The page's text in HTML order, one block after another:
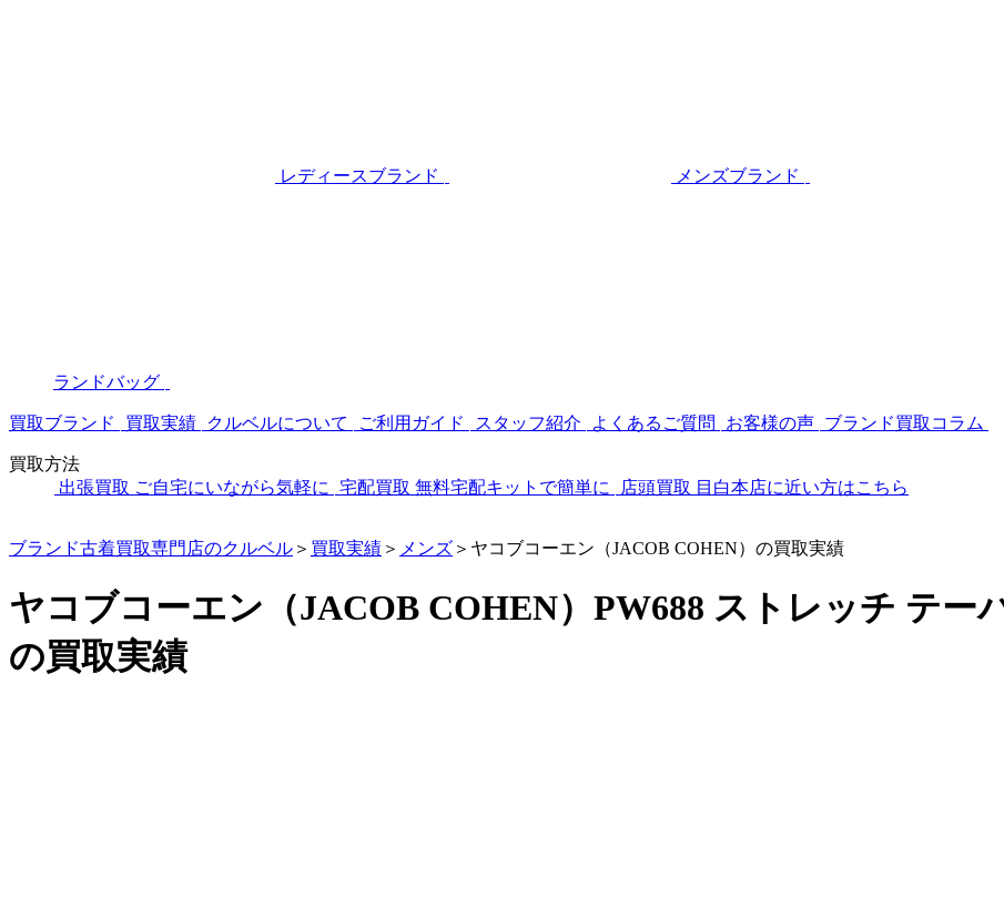
レディースブランド メンズブランド
ランドバッグ
買取ブランド 買取実績 クルベルについて ご利用ガイド スタッフ紹介 よくあるご質問 お客様の声 ブランド買取コラム
買取方法
出張買取 ご自宅にいながら気軽に 宅配買取 無料宅配キットで簡単に 店頭買取 目白本店に近い方はこちら
ブランド古着買取専門店のクルベル ＞ 買取実績 ＞ メンズ ＞ ヤコブコーエン（JACOB COHEN）の買取実績
ヤコブコーエン（JACOB COHEN）PW688 ストレッチ テー
の買取実績